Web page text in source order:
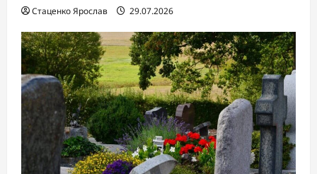
Стаценко Ярослав 29.07.2026